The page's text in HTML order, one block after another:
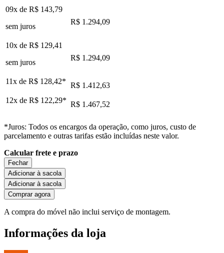
09x de R$ 143,79
sem juros
R$ 1.294,09
10x de R$ 129,41
sem juros
R$ 1.294,09
11x de R$ 128,42* R$ 1.412,63
12x de R$ 122,29* R$ 1.467,52
*Juros: Todos os encargos da operação, como juros, custo de
parcelamento e outras tarifas estão incluídas neste valor.
Calcular frete e prazo
Fechar
Adicionar à sacola
Adicionar à sacola
Comprar agora
A compra do móvel não inclui serviço de montagem.
Informações da loja